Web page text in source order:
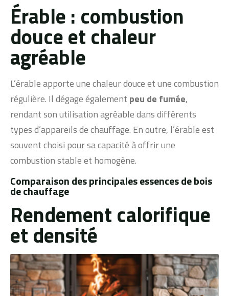
Érable : combustion
douce et chaleur
agréable
L’érable apporte une chaleur douce et une combustion
régulière. Il dégage également peu de fumée,
rendant son utilisation agréable dans différents
types d’appareils de chauffage. En outre, l’érable est
souvent choisi pour sa capacité à offrir une
combustion stable et homogène.
Comparaison des principales essences de bois
de chauffage
Rendement calorifique
et densité